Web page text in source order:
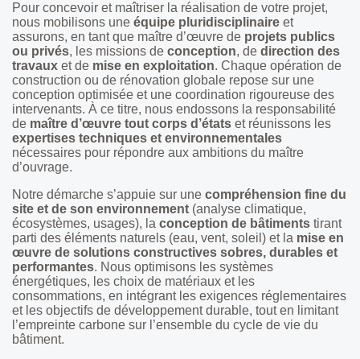
Pour concevoir et maîtriser la réalisation de votre projet,
nous mobilisons une équipe pluridisciplinaire et
assurons, en tant que maître d’œuvre de projets publics
ou privés, les missions de conception, de direction des
travaux et de mise en exploitation. Chaque opération de
construction ou de rénovation globale repose sur une
conception optimisée et une coordination rigoureuse des
intervenants. À ce titre, nous endossons la responsabilité
de maître d’œuvre tout corps d’états et réunissons les
expertises techniques et environnementales
nécessaires pour répondre aux ambitions du maître
d’ouvrage.
Notre démarche s’appuie sur une compréhension fine du
site et de son environnement (analyse climatique,
écosystèmes, usages), la conception de bâtiments tirant
parti des éléments naturels (eau, vent, soleil) et la mise en
œuvre de solutions constructives sobres, durables et
performantes. Nous optimisons les systèmes
énergétiques, les choix de matériaux et les
consommations, en intégrant les exigences réglementaires
et les objectifs de développement durable, tout en limitant
l’empreinte carbone sur l’ensemble du cycle de vie du
bâtiment.